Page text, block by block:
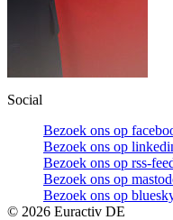
Social
Bezoek ons op
Bezoek ons op
Bezoek ons op rss-
Bezoek ons op
Bezoek ons op
© 2026 Euractiv DE